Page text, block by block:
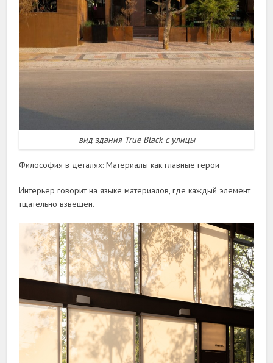
вид здания True Black с улицы
Философия в деталях: Материалы как главные герои
Интерьер говорит на языке материалов, где каждый элемент
тщательно взвешен.